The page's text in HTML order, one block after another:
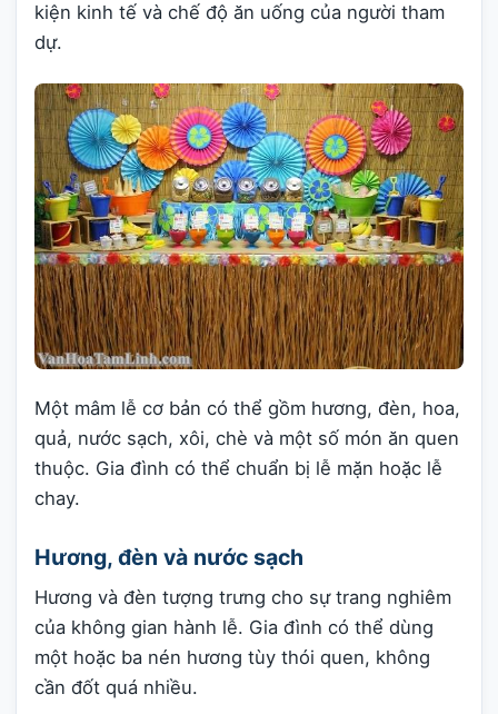
kiện kinh tế và chế độ ăn uống của người tham
dự.
Một mâm lễ cơ bản có thể gồm hương, đèn, hoa,
quả, nước sạch, xôi, chè và một số món ăn quen
thuộc. Gia đình có thể chuẩn bị lễ mặn hoặc lễ
chay.
Hương, đèn và nước sạch
Hương và đèn tượng trưng cho sự trang nghiêm
của không gian hành lễ. Gia đình có thể dùng
một hoặc ba nén hương tùy thói quen, không
cần đốt quá nhiều.